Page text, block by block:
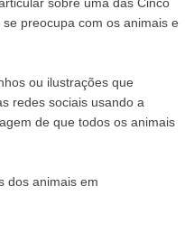
preocupa com os animais e
ou ilustrações que
redes sociais usando a
de que todos os animais
dos animais em